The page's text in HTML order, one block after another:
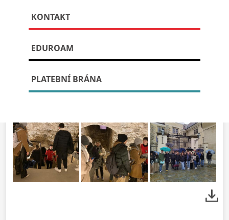
KONTAKT
EDUROAM
PLATEBNÍ BRÁNA
Publikováno: 14. listopadu, 2023